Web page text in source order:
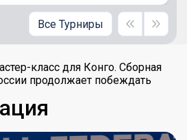
Все Турниры
класс для Конго. Сборная
продолжает побеждать